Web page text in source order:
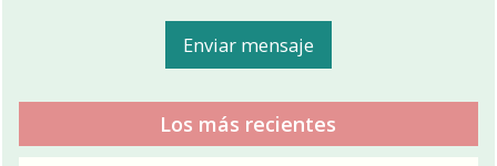
Los más recientes